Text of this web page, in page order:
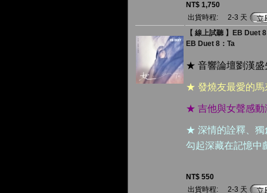
NT$ 1,750
出貨時程:
2-3 天
【 線上試聽 】EB Duet
EB Duet 8：Ta
★ 音響論壇劉漢盛
★ 發燒友最愛的馬
★ 吉他與女聲感動
★ 深情的詮釋、獨
勾起深藏在記憶中
NT$ 550
出貨時程:
2-3 天